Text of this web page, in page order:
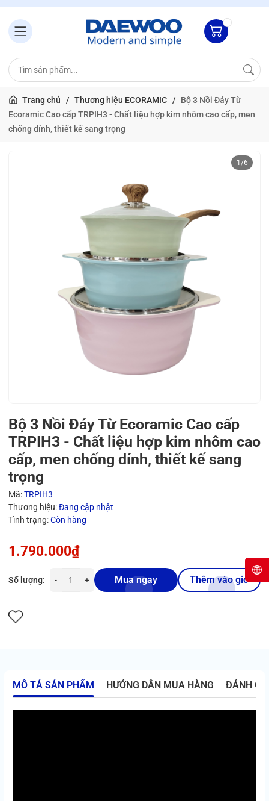
Trang chủ / Thương hiệu ECORAMIC /
Bộ 3 Nồi Đáy Từ
Ecoramic Cao cấp TRPIH3 - Chất liệu hợp kim nhôm cao cấp, men
chống dính, thiết kế sang trọng
1 /6
Bộ 3 Nồi Đáy Từ Ecoramic Cao cấp
TRPIH3 - Chất liệu hợp kim nhôm cao
cấp, men chống dính, thiết kế sang
trọng
Mã:TRPIH3
Thương hiệu:Đang cập nhật
Tình trạng:Còn hàng
1.790.000₫
Số lượng: - + Mua ngay Thêm vào giỏ
MÔ TẢ SẢN PHẨM HƯỚNG DẪN MUA HÀNG ĐÁNH